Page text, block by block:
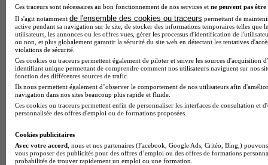
Note de 2 sur 5
Ces traceurs sont nécessaires au bon fonctionnement de nos services et ne peuvent pas être
Il s'agit notamment de l'ensemble des cookies ou traceurs permettant de
active pendant sa navigation sur le site, de stocker des informations temporaires telles que
utilisateurs, les annonces ou les offres vues, gérer les processus d'identification de
ou non, et plus globalement garantir la sécurité du site web en détectant les tentatives
violations de sécurité.
Ces cookies ou traceurs permettent également de piloter et suivre les sources d'acquisition
identifiant unique permettant de comprendre comment nos utilisateurs naviguent sur nos
fonction des différentes sources de trafic.
Ils nous permettent également d’observer le comportement de nos utilisateurs afin
navigation dans nos sites beaucoup plus rapide et fluide.
Ces cookies ou traceurs permettent enfin de personnaliser les interfaces de consultation et
personnalisée des offres d'emploi ou de formations proposées.
Cookies publicitaires
Avec votre accord , nous et nos partenaires (Facebook, Google Ads, Critéo, Bing,)
vous proposer des publicités pour des offres d’emploi ou des offres de formations
probabilités de trouver rapidement un emploi ou une formation.